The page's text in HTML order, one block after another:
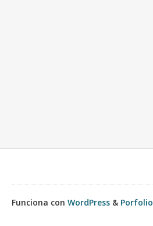
Funciona con WordPress & Porfolio